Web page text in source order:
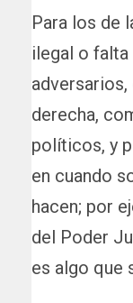
Para los de
ilegal o
derecha,
políticos, y
en cuando
hacen; por
del Poder
es algo que